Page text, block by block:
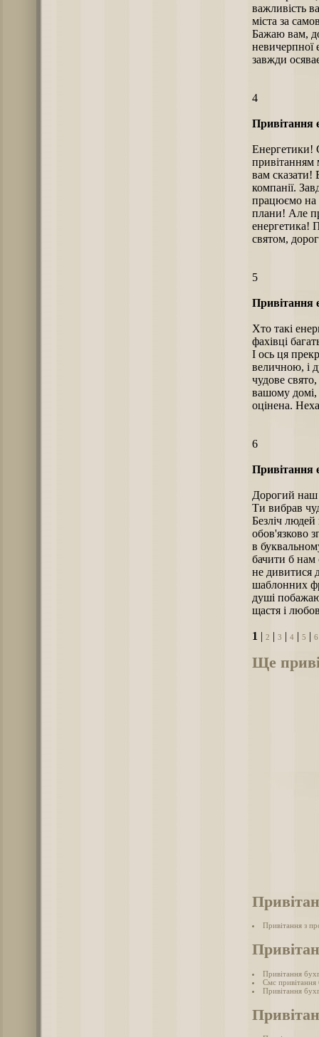
важливість
міста за
Бажаю вам,
невичерпної
завжди
4
Привітання
Енергетики!
вам сказати!
компанії.
працюємо на
плани! Але
енергетика!
святом,
5
Привітання
Хто такі
фахівці
І ось ця
величною, і
чудове
вашому домі,
оцінена.
6
Привітання
Дорогий наш
Ти вибрав
Безліч людей
обов'язково
в
бачити б нам
не дивитися
шаблонних
душі
щастя і
1 2 3 4 5 6
Ще
Привітання з
Привітання
Смс привітання
Привітання